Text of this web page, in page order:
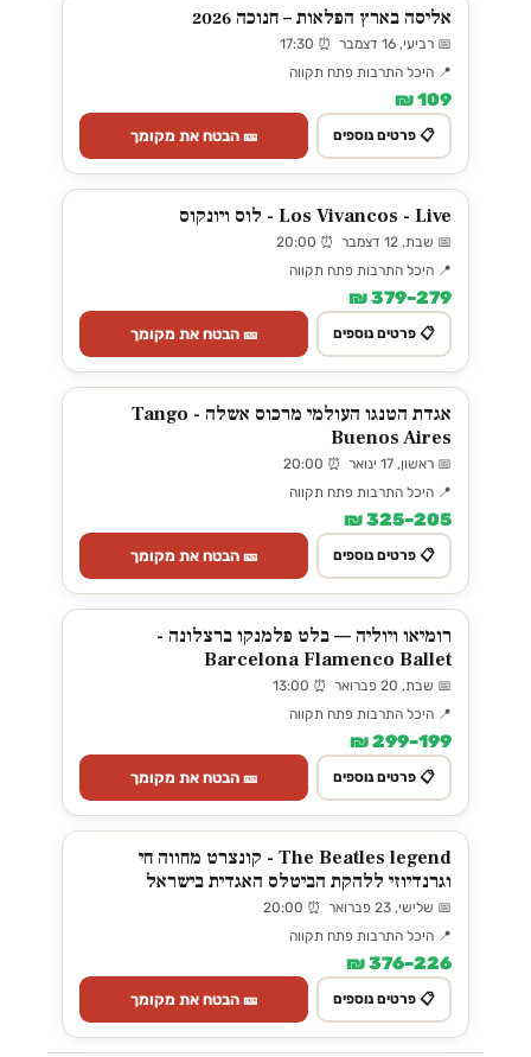
אליסה בארץ הפלאות – חנוכה 2026
📅 רביעי, 16 דצמבר ⏰ 17:30
📍 היכל התרבות פתח תקווה
109 ₪
📋 פרטים נוספים 🎫 הבטח את מקומך
Los Vivancos - Live - לוס ויונקוס
📅 שבת, 12 דצמבר ⏰ 20:00
📍 היכל התרבות פתח תקווה
279–379 ₪
📋 פרטים נוספים 🎫 הבטח את מקומך
אגדת הטנגו העולמי מרכוס אשלה - Tango
Buenos Aires
📅 ראשון, 17 ינואר ⏰ 20:00
📍 היכל התרבות פתח תקווה
205–325 ₪
📋 פרטים נוספים 🎫 הבטח את מקומך
רומיאו ויוליה — בלט פלמנקו ברצלונה -
Barcelona Flamenco Ballet
📅 שבת, 20 פברואר ⏰ 13:00
📍 היכל התרבות פתח תקווה
199–299 ₪
📋 פרטים נוספים 🎫 הבטח את מקומך
The Beatles legend - קונצרט מחווה חי
וגרנדיוזי ללהקת הביטלס האגדית בישראל
📅 שלישי, 23 פברואר ⏰ 20:00
📍 היכל התרבות פתח תקווה
226–376 ₪
📋 פרטים נוספים 🎫 הבטח את מקומך